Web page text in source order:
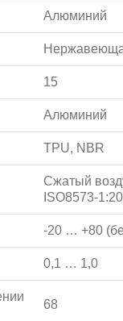
Алюминий
15
Алюминий
TPU, NBR
Сжатый
ISO8573-
-20 … +80
0,1 … 1,0
68